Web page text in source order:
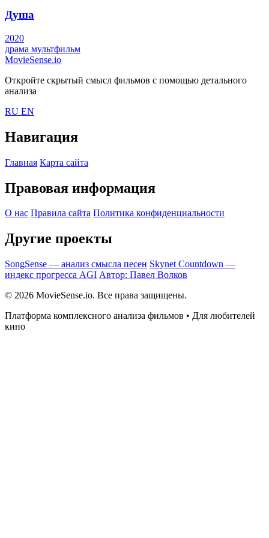
Душа
2020
драма мультфильм
MovieSense.io
Откройте скрытый смысл фильмов с помощью детального
анализа
RU EN
Навигация
Главная Карта сайта
Правовая информация
О нас Правила сайта Политика конфиденциальности
Другие проекты
SongSense — анализ смысла песен Skynet Countdown —
индекс прогресса AGI Автор: Павел Волков
© 2026 MovieSense.io. Все права защищены.
Платформа комплексного анализа фильмов • Для любителей
кино